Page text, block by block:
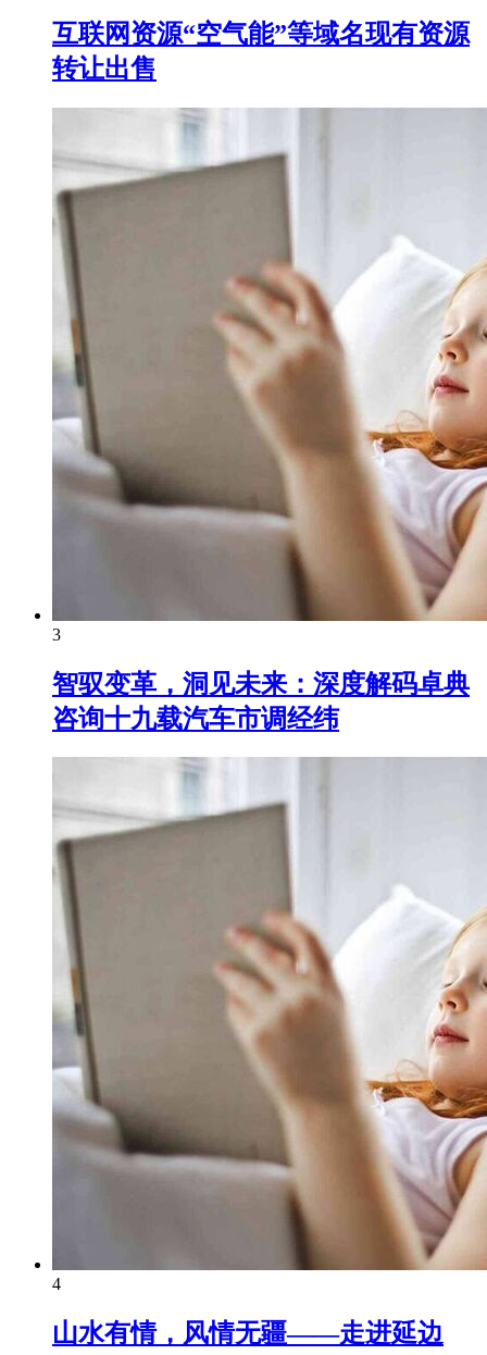
互联网资源“空气能”等域名现有资源
转让出售
3
智驭变革，洞见未来：深度解码卓典
咨询十九载汽车市调经纬
4
山水有情，风情无疆——走进延边